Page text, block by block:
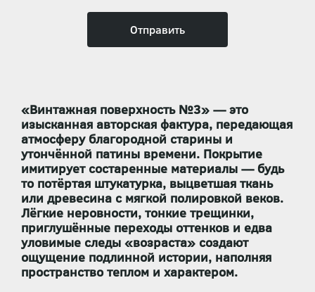
«Винтажная поверхность №3» — это
изысканная авторская фактура, передающая
атмосферу благородной старины и
утончённой патины времени. Покрытие
имитирует состаренные материалы — будь
то потёртая штукатурка, выцветшая ткань
или древесина с мягкой полировкой веков.
Лёгкие неровности, тонкие трещинки,
приглушённые переходы оттенков и едва
уловимые следы «возраста» создают
ощущение подлинной истории, наполняя
пространство теплом и характером.